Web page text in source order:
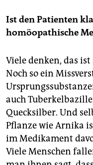
Ist den Patienten
homöopathische
Viele denken, das
Noch so ein
auch
Quecksilber. Und
Pflanze wie Arnika
im Medikament
Viele Menschen